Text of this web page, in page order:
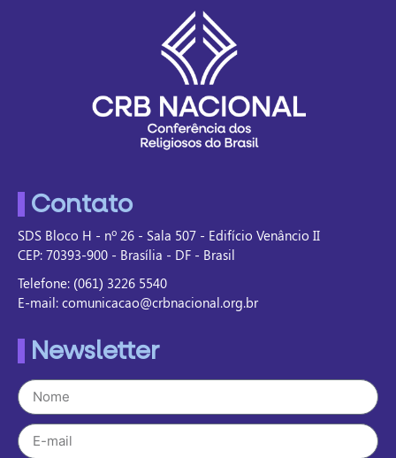
Contato
SDS Bloco H - nº 26 - Sala 507 - Edifício Venâncio II
CEP: 70393-900 - Brasília - DF - Brasil
Telefone: (061) 3226 5540
E-mail: comunicacao@crbnacional.org.br
Newsletter